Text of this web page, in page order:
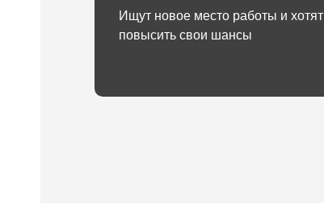
Ищут новое место работы и хотят
повысить свои шансы